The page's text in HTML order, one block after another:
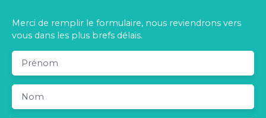
Merci de remplir le formulaire, nous reviendrons vers
vous dans les plus brefs délais.
Prénom
Nom